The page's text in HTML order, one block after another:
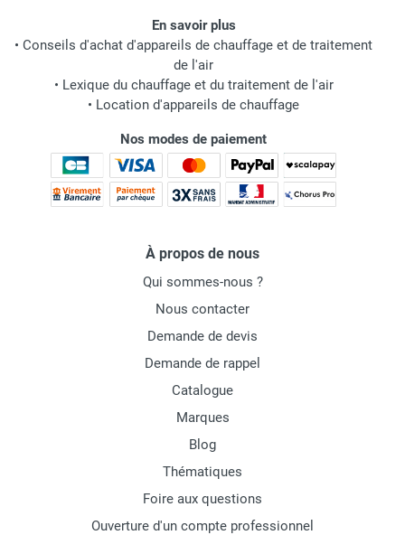
En savoir plus
• Conseils d'achat d'appareils de chauffage et de traitement
de l'air
• Lexique du chauffage et du traitement de l'air
• Location d'appareils de chauffage
Nos modes de paiement
À propos de nous
Qui sommes-nous ?
Nous contacter
Demande de devis
Demande de rappel
Catalogue
Marques
Blog
Thématiques
Foire aux questions
Ouverture d'un compte professionnel